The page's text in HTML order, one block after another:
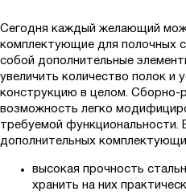
Сегодня каждый желающий
комплектующие для полочных
собой дополнительные
увеличить количество полок и
конструкцию в целом. Сборно-
возможность легко
требуемой функциональности.
дополнительных
высокая прочность
хранить на них